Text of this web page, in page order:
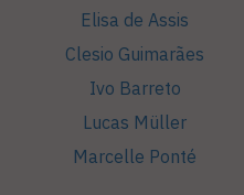
Elisa de Assis
Clesio Guimarães
Ivo Barreto
Lucas Müller
Marcelle Ponté